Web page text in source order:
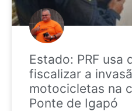
Estado: PRF usa
fiscalizar a
motocicletas na
Ponte de Igapó